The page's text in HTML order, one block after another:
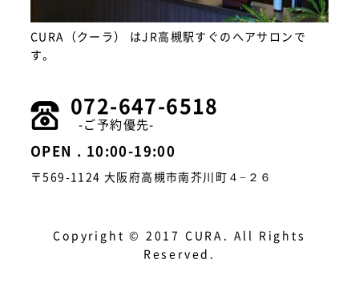
CURA（クーラ） はJR高槻駅すぐのヘアサロンで
す。
072-647-6518
-ご予約優先-
OPEN . 10:00-19:00
〒569-1124 大阪府高槻市南芥川町４−２６
Copyright © 2017 CURA. All Rights
Reserved.